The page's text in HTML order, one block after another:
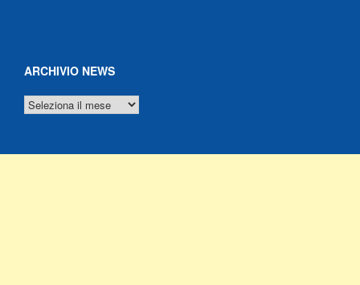
ARCHIVIO NEWS
ARCHIVIO
NEWS